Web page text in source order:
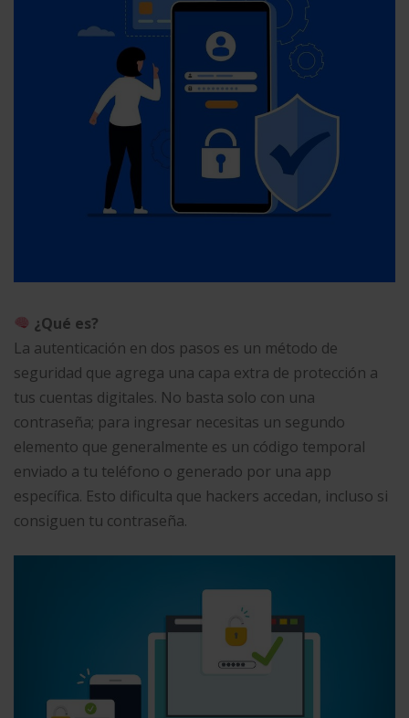
¿Qué es?
La autenticación en dos pasos es un método de
seguridad que agrega una capa extra de protección a
tus cuentas digitales. No basta solo con una
contraseña; para ingresar necesitas un segundo
elemento que generalmente es un código temporal
enviado a tu teléfono o generado por una app
específica. Esto dificulta que hackers accedan, incluso si
consiguen tu contraseña.